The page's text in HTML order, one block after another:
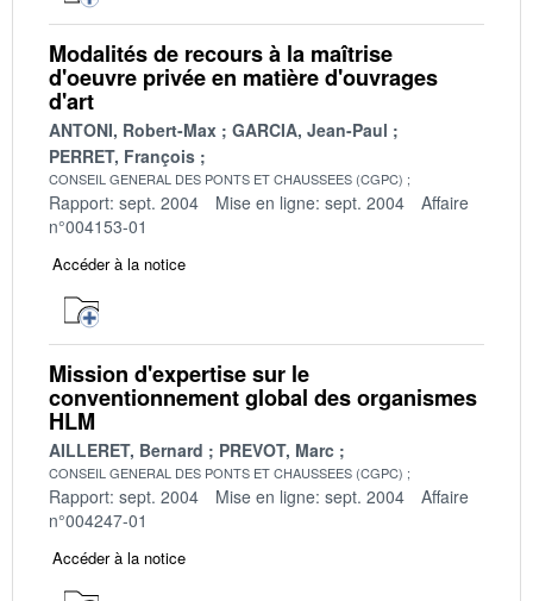
Modalités de recours à la maîtrise
d'oeuvre privée en matière d'ouvrages
d'art
ANTONI, Robert-Max
GARCIA, Jean-Paul
PERRET, François
CONSEIL GENERAL DES PONTS ET CHAUSSEES (CGPC)
Rapport: sept. 2004 Mise en ligne: sept. 2004
Affaire
n°004153-01
Accéder à la notice
Mission d'expertise sur le
conventionnement global des organismes
HLM
AILLERET, Bernard PREVOT, Marc
CONSEIL GENERAL DES PONTS ET CHAUSSEES (CGPC)
Rapport: sept. 2004 Mise en ligne: sept. 2004
Affaire
n°004247-01
Accéder à la notice